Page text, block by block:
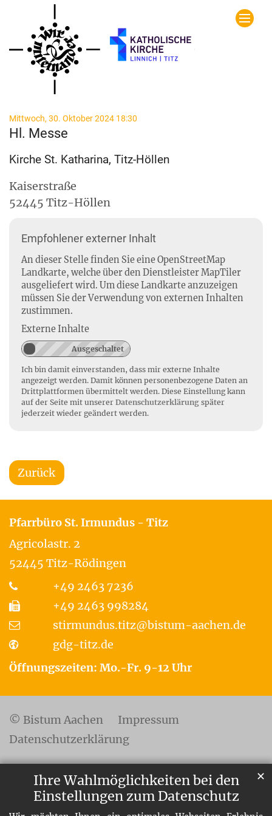
Ihre Wahlmöglichkeiten bei den
Einstellungen zum Datenschutz
✕
Zum Inhalt springen
Mittwoch, 30. Oktober 2024 18:30
Hl. Messe
Kirche St. Katharina, Titz-Höllen
Kaiserstraße
52445 Titz-Höllen
Empfohlener externer Inhalt
An dieser Stelle finden Sie eine OpenStreetMap
Landkarte, welche über den Dienstleister MapTiler
ausgeliefert wird. Um diese Landkarte anzuzeigen
müssen Sie der Verwendung von externen Inhalten
zustimmen.
Externe Inhalte
Ich bin damit einverstanden, dass mir externe Inhalte
angezeigt werden. Damit können personenbezogene Daten an
Drittplattformen übermittelt werden. Diese Einstellung kann
auf der Seite mit unserer Datenschutzerklärung später
jederzeit wieder geändert werden.
Zurück
Pfarrbüro St. Irmundus - Titz
Agricolastr. 2
52445 Titz-Rödingen
+49 2463 7236
+49 2463 998284
stirmundus.titz@bistum-aachen.de
gdg-titz.de
Öffnungszeiten: Mo.-Fr. 9-12 Uhr
© Bistum Aachen
Impressum
Datenschutzerklärung